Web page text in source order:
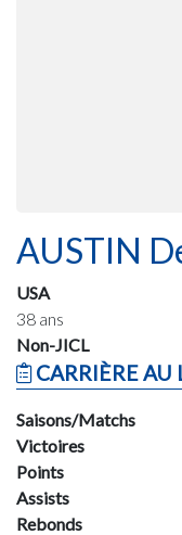
AUSTIN
USA
38 ans
Non-JICL
CARRIÈRE AU
Saisons/Matchs
Victoires
Points
Assists
Rebonds